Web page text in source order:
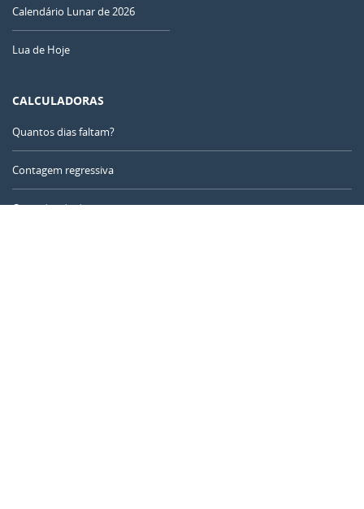
Calendário Lunar de 2026
Lua de Hoje
CALCULADORAS
Quantos dias faltam?
Contagem regressiva
Contador de dias